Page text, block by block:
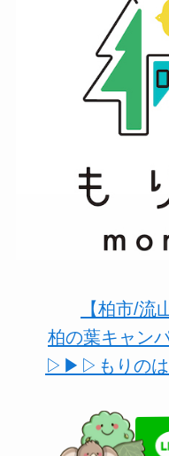
【柏市/流
柏の葉キャン
▷▶︎▷もりの